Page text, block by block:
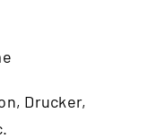
Drucker,